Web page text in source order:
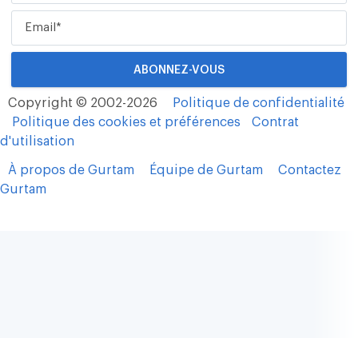
Copyright © 2002-2026
Politique de confidentialité
Politique des cookies et préférences
Contrat
d'utilisation
À propos de Gurtam Équipe de Gurtam
Contactez
Gurtam